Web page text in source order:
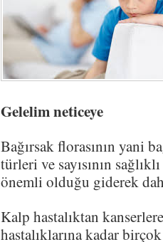
Gelelim neticeye
Bağırsak florasının yani
türleri ve sayısının
önemli olduğu giderek
Kalp hastalıktan
hastalıklarına kadar